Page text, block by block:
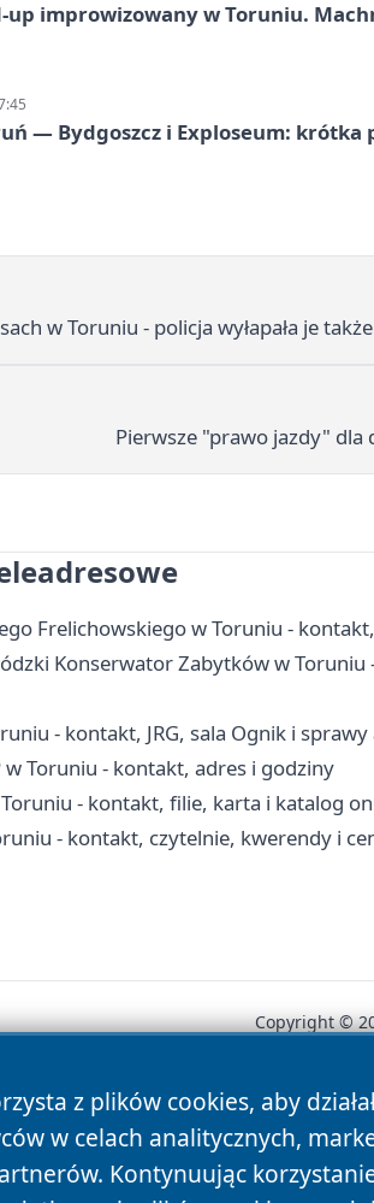
up improwizowany w Toruniu.
— Bydgoszcz i Exploseum: krótka
w Toruniu - policja wyłapała je
Pierwsze "prawo jazdy" dla
Frelichowskiego w Toruniu -
Konserwator Zabytków w
- kontakt, JRG, sala Ognik i
w Toruniu - kontakt, adres i godziny
- kontakt, filie, karta i katalog
- kontakt, czytelnie, kwerendy i
z plików cookies, aby
w celach analitycznych,
Kontynuując
Copyright ©
News Autorzy